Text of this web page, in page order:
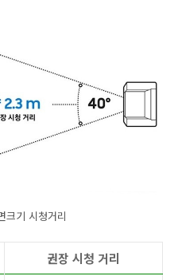
크기 시청거리
권장 시청 거리